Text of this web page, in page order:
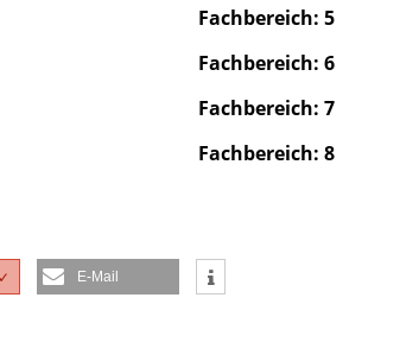
Fachbereich: 5
Fachbereich: 6
Fachbereich: 7
Fachbereich: 8
✓ E-Mail